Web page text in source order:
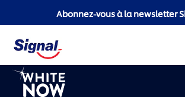
Abonnez-vous à la newsletter